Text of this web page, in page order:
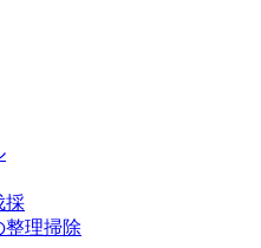
採
整理掃除